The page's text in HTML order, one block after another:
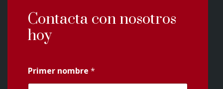
Contacta con nosotros
hoy
Primer nombre *